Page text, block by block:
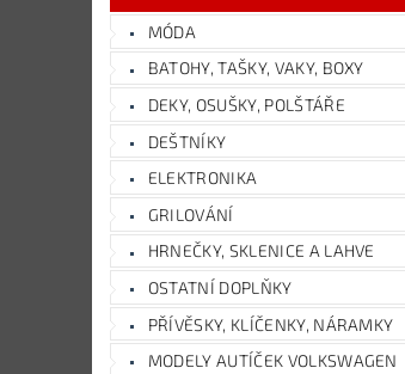
MÓDA
BATOHY, TAŠKY, VAKY, BOXY
DEKY, OSUŠKY, POLŠTÁŘE
DEŠTNÍKY
ELEKTRONIKA
GRILOVÁNÍ
HRNEČKY, SKLENICE A LAHVE
OSTATNÍ DOPLŇKY
PŘÍVĚSKY, KLÍČENKY, NÁRAMKY
MODELY AUTÍČEK VOLKSWAGEN